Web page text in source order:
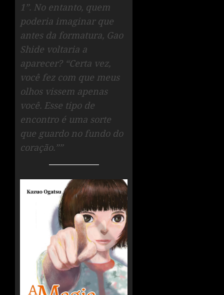
1”. No entanto, quem
poderia imaginar que
antes da formatura, Gao
Shide voltaria a
aparecer? “Certa vez,
você fez com que meus
olhos vissem apenas
você. Esse tipo de
encontro é uma sorte
que guardo no fundo do
coração.””